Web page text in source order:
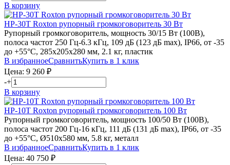
В корзину
HP-30T Roxton рупорный громкоговоритель 30 Вт
Рупорный громкоговоритель, мощность 30/15 Вт (100В),
полоса частот 250 Гц-6.3 кГц, 109 дБ (123 дБ max), IP66, от -35
до +55°С, 285х205х280 мм, 2.1 кг, пластик
В избранноеСравнитьКупить в 1 клик
Цена: 9 260 ₽
-+
В корзину
HP-10T Roxton рупорный громкоговоритель 100 Вт
Рупорный громкоговоритель, мощность 100/50 Вт (100В),
полоса частот 200 Гц-16 кГц, 111 дБ (131 дБ max), IP66, от -35
до +55°С, Ø510х580 мм, 5.8 кг, металл
В избранноеСравнитьКупить в 1 клик
Цена: 40 750 ₽